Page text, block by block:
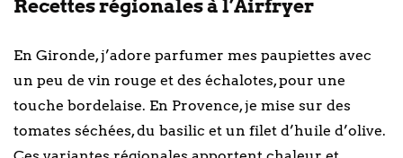
Recettes régionales à l’Airfryer
En Gironde, j’adore parfumer mes paupiettes avec
un peu de vin rouge et des échalotes, pour une
touche bordelaise. En Provence, je mise sur des
tomates séchées, du basilic et un filet d’huile d’olive.